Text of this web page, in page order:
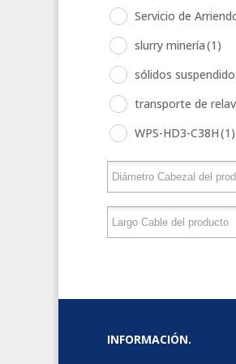
Servicio de
slurry minería(1)
sólidos
transporte de
WPS-HD3-C38H(1)
INFORMACIÓN.